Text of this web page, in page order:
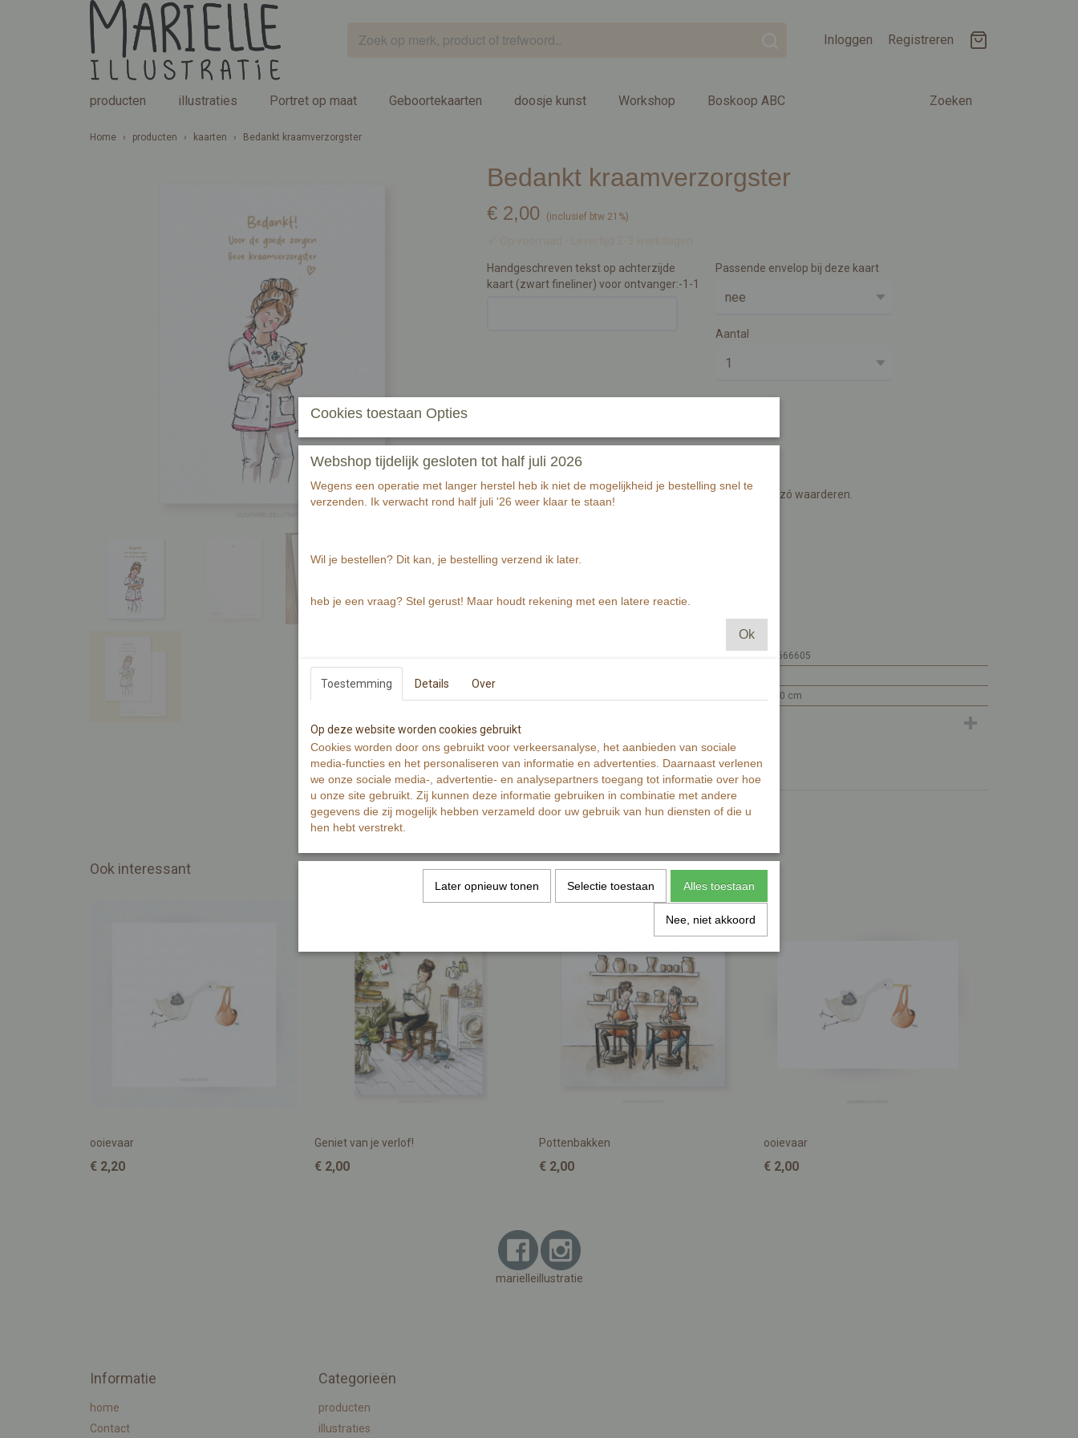
Inloggen Registreren
Zoeken
producten illustraties Portret op maat Geboortekaarten doosje kunst Workshop Boskoop ABC
Home › producten › kaarten › Bedankt kraamverzorgster
Bedankt kraamverzorgster
€ 2,00 (inclusief btw 21%)
Handgeschreven tekst op achterzijde
kaart (zwart fineliner) voor ontvanger:-1-1
Passende envelop bij deze kaart
Aantal
Bedankt kraamverzorgster!
In de kraamtijd kun je het werk van een kraamverzorgster zó waarderen.
Wenskaart bevat rechte hoeken.
7448109666605
15 x 10 x 0 cm
Reacties
Ook interessant
ooievaar
€ 2,20
Geniet van je verlof!
€ 2,00
Pottenbakken
€ 2,00
ooievaar
€ 2,00
marielleillustratie
Informatie
home
Contact
Categorieën
producten
illustraties
Cookies toestaan Opties
Webshop tijdelijk gesloten tot half juli 2026
Wegens een operatie met langer herstel heb ik niet de mogelijkheid je bestelling snel te
verzenden. Ik verwacht rond half juli '26 weer klaar te staan!
Wil je bestellen? Dit kan, je bestelling verzend ik later.
heb je een vraag? Stel gerust! Maar houdt rekening met een latere reactie.
Ok
Toestemming Details Over
Op deze website worden cookies gebruikt
Cookies worden door ons gebruikt voor verkeersanalyse, het aanbieden van sociale
media-functies en het personaliseren van informatie en advertenties. Daarnaast verlenen
we onze sociale media-, advertentie- en analysepartners toegang tot informatie over hoe
u onze site gebruikt. Zij kunnen deze informatie gebruiken in combinatie met andere
gegevens die zij mogelijk hebben verzameld door uw gebruik van hun diensten of die u
hen hebt verstrekt.
Later opnieuw tonen Selectie toestaan Alles toestaan
Nee, niet akkoord